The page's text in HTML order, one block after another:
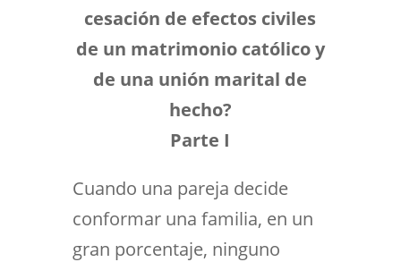
cesación de efectos civiles
de un matrimonio católico y
de una unión marital de
hecho?
Parte I
Cuando una pareja decide
conformar una familia, en un
gran porcentaje, ninguno